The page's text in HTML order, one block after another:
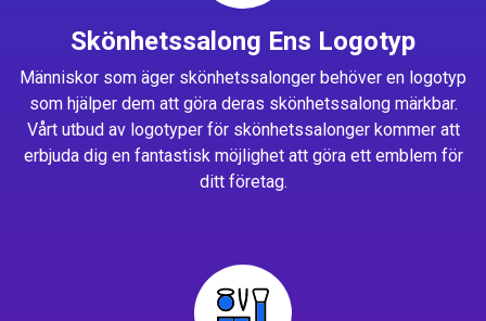
Skönhetssalong Ens Logotyp
Människor som äger skönhetssalonger behöver en logotyp
som hjälper dem att göra deras skönhetssalong märkbar.
Vårt utbud av logotyper för skönhetssalonger kommer att
erbjuda dig en fantastisk möjlighet att göra ett emblem för
ditt företag.